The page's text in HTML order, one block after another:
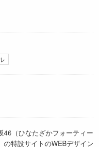
46（ひなたざかフォーティー
特設サイトのWEBデザイン